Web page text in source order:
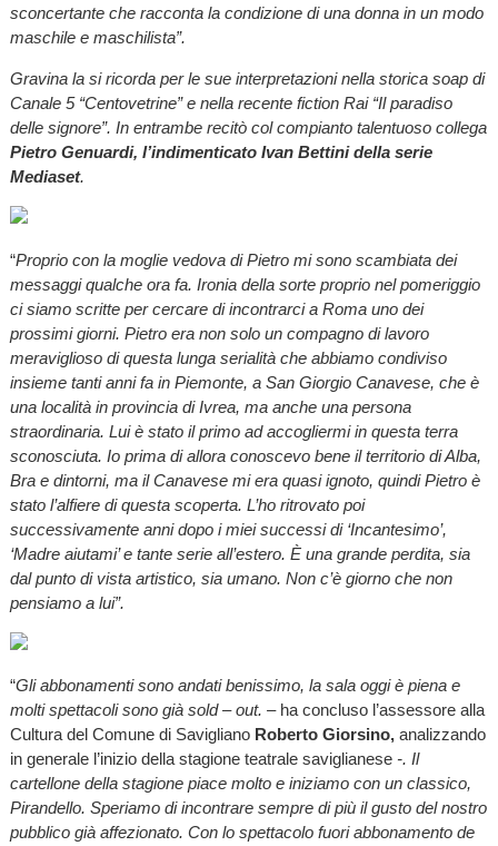
sconcertante che racconta la condizione di una donna in un modo
maschile e maschilista”.
Gravina la si ricorda per le sue interpretazioni nella storica soap di
Canale 5 “Centovetrine” e nella recente fiction Rai “Il paradiso
delle signore”. In entrambe recitò col compianto talentuoso collega
Pietro Genuardi, l’indimenticato Ivan Bettini della serie
Mediaset.
“Proprio con la moglie vedova di Pietro mi sono scambiata dei
messaggi qualche ora fa. Ironia della sorte proprio nel pomeriggio
ci siamo scritte per cercare di incontrarci a Roma uno dei
prossimi giorni. Pietro era non solo un compagno di lavoro
meraviglioso di questa lunga serialità che abbiamo condiviso
insieme tanti anni fa in Piemonte, a San Giorgio Canavese, che è
una località in provincia di Ivrea, ma anche una persona
straordinaria. Lui è stato il primo ad accogliermi in questa terra
sconosciuta. Io prima di allora conoscevo bene il territorio di Alba,
Bra e dintorni, ma il Canavese mi era quasi ignoto, quindi Pietro è
stato l’alfiere di questa scoperta. L’ho ritrovato poi
successivamente anni dopo i miei successi di ‘Incantesimo’,
‘Madre aiutami’ e tante serie all’estero. È una grande perdita, sia
dal punto di vista artistico, sia umano. Non c’è giorno che non
pensiamo a lui”.
“Gli abbonamenti sono andati benissimo, la sala oggi è piena e
molti spettacoli sono già sold – out. – ha concluso l’assessore alla
Cultura del Comune di Savigliano Roberto Giorsino,analizzando
in generale l’inizio della stagione teatrale saviglianese-. Il
cartellone della stagione piace molto e iniziamo con un classico,
Pirandello. Speriamo di incontrare sempre di più il gusto del nostro
pubblico già affezionato. Con lo spettacolo fuori abbonamento de